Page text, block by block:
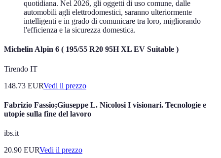
quotidiana. Nel 2026, gli oggetti di uso comune, dalle
automobili agli elettrodomestici, saranno ulteriormente
intelligenti e in grado di comunicare tra loro, migliorando
l'efficienza e la sicurezza domestica.
Michelin Alpin 6 ( 195/55 R20 95H XL EV Suitable )
Tirendo IT
148.73 EURVedi il prezzo
Fabrizio Fassio;Giuseppe L. Nicolosi I visionari. Tecnologie e
utopie sulla fine del lavoro
ibs.it
20.90 EURVedi il prezzo